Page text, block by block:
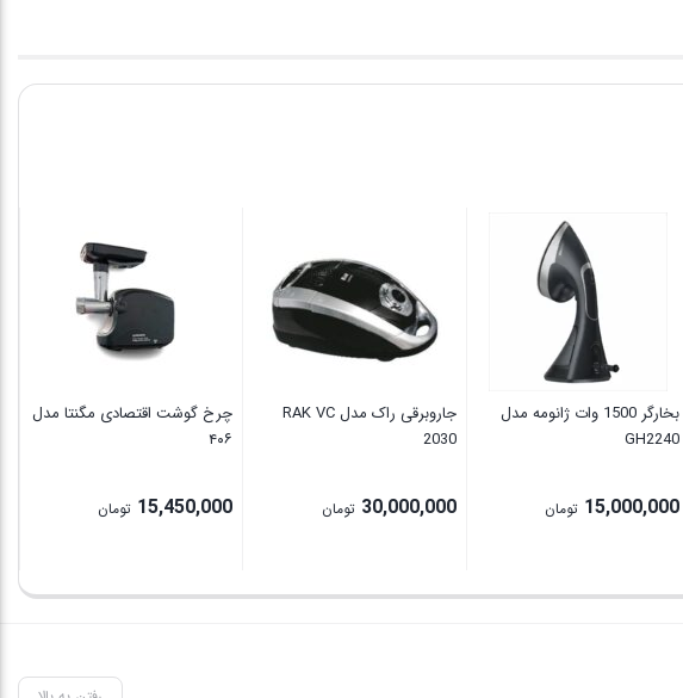
بخارگر 1500 وات ژانومه مدل
GH2240
15,000,000 تومان
جاروبرقی راک مدل RAK VC
2030
30,000,000 تومان
چرخ گوشت اقتصادی مگنتا مدل
۴۰۶
15,450,000 تومان